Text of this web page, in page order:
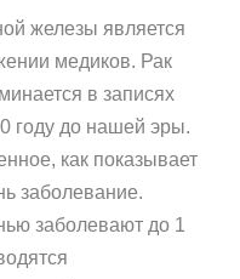
железы является
медиков. Рак
в записях
году до нашей эры.
как показывает
заболевание.
заболевают до 1